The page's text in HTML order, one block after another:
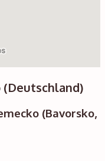
(Bavorsko,